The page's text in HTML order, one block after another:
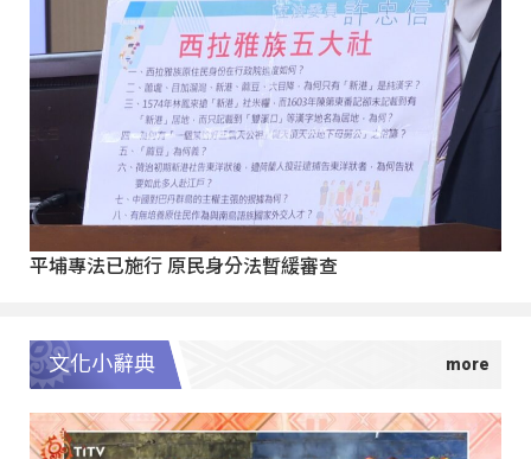
平埔專法已施行 原民身分法暫緩審查
文化小辭典